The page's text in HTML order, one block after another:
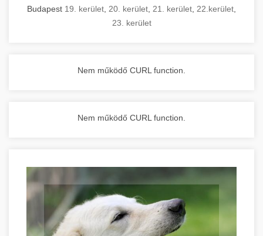
Budapest 19. kerület 20. kerület 21. kerület 22.kerület
23. kerület
Nem működő CURL function.
Nem működő CURL function.